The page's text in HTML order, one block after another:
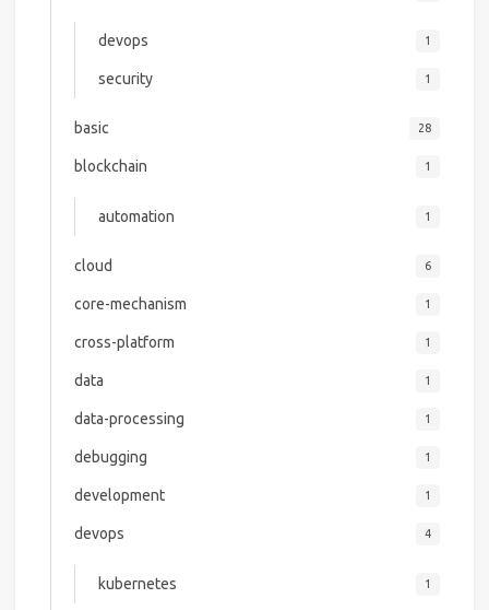
devops 1
security 1
basic 28
blockchain 1
automation 1
cloud 6
core-mechanism 1
cross-platform 1
data 1
data-processing 1
debugging 1
development 1
devops 4
kubernetes 1